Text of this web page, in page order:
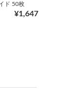
ド 50枚
¥1,647